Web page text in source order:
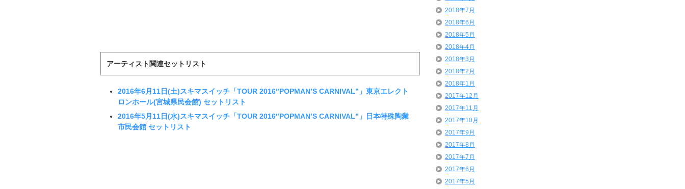
アーティスト関連セットリスト
2016年6月11日(土)スキマスイッチ「TOUR 2016″POPMAN’S CARNIVAL”」東京エレクト
ロンホール(宮城県民会館) セットリスト
2016年5月11日(水)スキマスイッチ「TOUR 2016″POPMAN’S CARNIVAL”」日本特殊陶業
市民会館 セットリスト
2018年7月
2018年6月
2018年5月
2018年4月
2018年3月
2018年2月
2018年1月
2017年12月
2017年11月
2017年10月
2017年9月
2017年8月
2017年7月
2017年6月
2017年5月